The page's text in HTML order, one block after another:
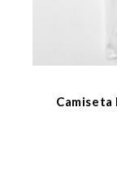
Camiseta